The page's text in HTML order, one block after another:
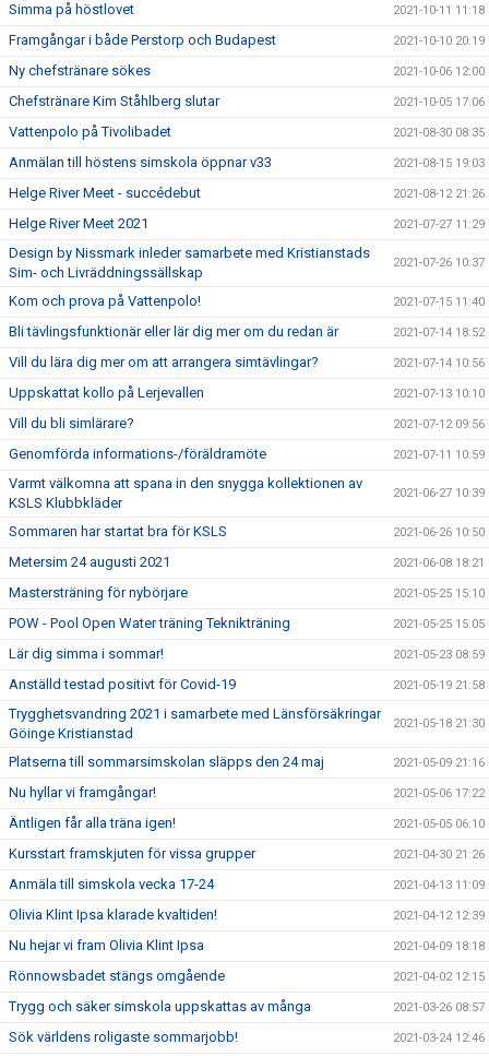
Simma på höstlovet 2021-10-11 11:18
Framgångar i både Perstorp och Budapest 2021-10-10 20:19
Ny chefstränare sökes 2021-10-06 12:00
Chefstränare Kim Ståhlberg slutar 2021-10-05 17:06
Vattenpolo på Tivolibadet 2021-08-30 08:35
Anmälan till höstens simskola öppnar v33 2021-08-15 19:03
Helge River Meet - succédebut 2021-08-12 21:26
Helge River Meet 2021 2021-07-27 11:29
Design by Nissmark inleder samarbete med Kristianstads
Sim- och Livräddningssällskap
2021-07-26 10:37
Kom och prova på Vattenpolo! 2021-07-15 11:40
Bli tävlingsfunktionär eller lär dig mer om du redan är 2021-07-14 18:52
Vill du lära dig mer om att arrangera simtävlingar? 2021-07-14 10:56
Uppskattat kollo på Lerjevallen 2021-07-13 10:10
Vill du bli simlärare? 2021-07-12 09:56
Genomförda informations-/föräldramöte 2021-07-11 10:59
Varmt välkomna att spana in den snygga kollektionen av
KSLS Klubbkläder
2021-06-27 10:39
Sommaren har startat bra för KSLS 2021-06-26 10:50
Metersim 24 augusti 2021 2021-06-08 18:21
Mastersträning för nybörjare 2021-05-25 15:10
POW - Pool Open Water träning Teknikträning 2021-05-25 15:05
Lär dig simma i sommar! 2021-05-23 08:59
Anställd testad positivt för Covid-19 2021-05-19 21:58
Trygghetsvandring 2021 i samarbete med Länsförsäkringar
Göinge Kristianstad
2021-05-18 21:30
Platserna till sommarsimskolan släpps den 24 maj 2021-05-09 21:16
Nu hyllar vi framgångar! 2021-05-06 17:22
Äntligen får alla träna igen! 2021-05-05 06:10
Kursstart framskjuten för vissa grupper 2021-04-30 21:26
Anmäla till simskola vecka 17-24 2021-04-13 11:09
Olivia Klint Ipsa klarade kvaltiden! 2021-04-12 12:39
Nu hejar vi fram Olivia Klint Ipsa 2021-04-09 18:18
Rönnowsbadet stängs omgående 2021-04-02 12:15
Trygg och säker simskola uppskattas av många 2021-03-26 08:57
Sök världens roligaste sommarjobb! 2021-03-24 12:46